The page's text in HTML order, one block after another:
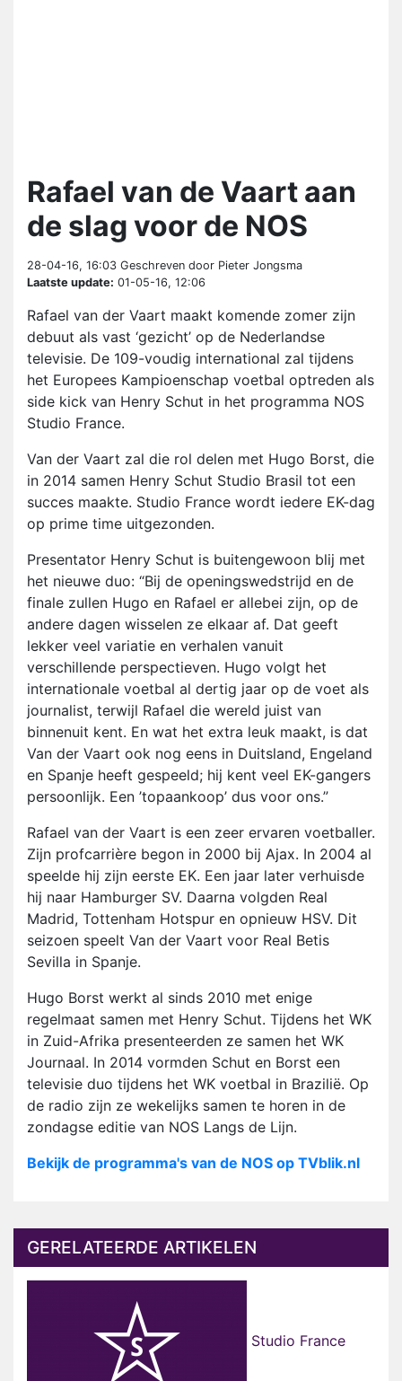
Rafael van de Vaart aan
de slag voor de NOS
28-04-16, 16:03 Geschreven door Pieter Jongsma
Laatste update: 01-05-16, 12:06
Rafael van der Vaart maakt komende zomer zijn
debuut als vast ‘gezicht’ op de Nederlandse
televisie. De 109-voudig international zal tijdens
het Europees Kampioenschap voetbal optreden als
side kick van Henry Schut in het programma NOS
Studio France.
Van der Vaart zal die rol delen met Hugo Borst, die
in 2014 samen Henry Schut Studio Brasil tot een
succes maakte. Studio France wordt iedere EK-dag
op prime time uitgezonden.
Presentator Henry Schut is buitengewoon blij met
het nieuwe duo: “Bij de openingswedstrijd en de
finale zullen Hugo en Rafael er allebei zijn, op de
andere dagen wisselen ze elkaar af. Dat geeft
lekker veel variatie en verhalen vanuit
verschillende perspectieven. Hugo volgt het
internationale voetbal al dertig jaar op de voet als
journalist, terwijl Rafael die wereld juist van
binnenuit kent. En wat het extra leuk maakt, is dat
Van der Vaart ook nog eens in Duitsland, Engeland
en Spanje heeft gespeeld; hij kent veel EK-gangers
persoonlijk. Een ’topaankoop’ dus voor ons.”
Rafael van der Vaart is een zeer ervaren voetballer.
Zijn profcarrière begon in 2000 bij Ajax. In 2004 al
speelde hij zijn eerste EK. Een jaar later verhuisde
hij naar Hamburger SV. Daarna volgden Real
Madrid, Tottenham Hotspur en opnieuw HSV. Dit
seizoen speelt Van der Vaart voor Real Betis
Sevilla in Spanje.
Hugo Borst werkt al sinds 2010 met enige
regelmaat samen met Henry Schut. Tijdens het WK
in Zuid-Afrika presenteerden ze samen het WK
Journaal. In 2014 vormden Schut en Borst een
televisie duo tijdens het WK voetbal in Brazilië. Op
de radio zijn ze wekelijks samen te horen in de
zondagse editie van NOS Langs de Lijn.
Bekijk de programma's van de NOS op TVblik.nl
GERELATEERDE ARTIKELEN
Studio France